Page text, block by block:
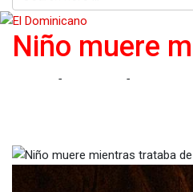
Niño muere
- -